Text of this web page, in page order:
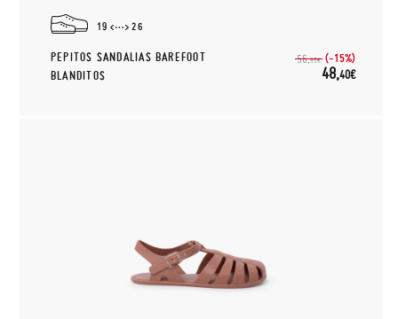
19 26
PEPITOS SANDALIAS BAREFOOT
BLANDITOS
56,95€ (-15%)
48,40€